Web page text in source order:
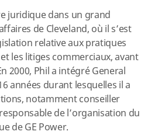
juridique dans un grand
de Cleveland, où il s’est
relative aux pratiques
les litiges commerciaux, avant
2000, Phil a intégré General
années durant lesquelles il a
notamment conseiller
de l’organisation du
de GE Power.